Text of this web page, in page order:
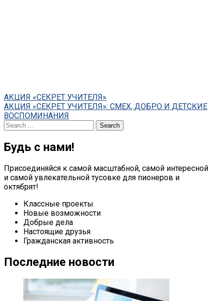
Post
navigation
АКЦИЯ «СЕКРЕТ УЧИТЕЛЯ»
АКЦИЯ «СЕКРЕТ УЧИТЕЛЯ»: СМЕХ, ДОБРО И ДЕТСКИЕ
ВОСПОМИНАНИЯ
Search
Будь с нами!
Присоединяйся к самой масштабной, самой интересной
и самой увлекательной тусовке для пионеров и
октябрят!
Классные проекты
Новые возможности
Добрые дела
Настоящие друзья
Гражданская активность
Последние новости